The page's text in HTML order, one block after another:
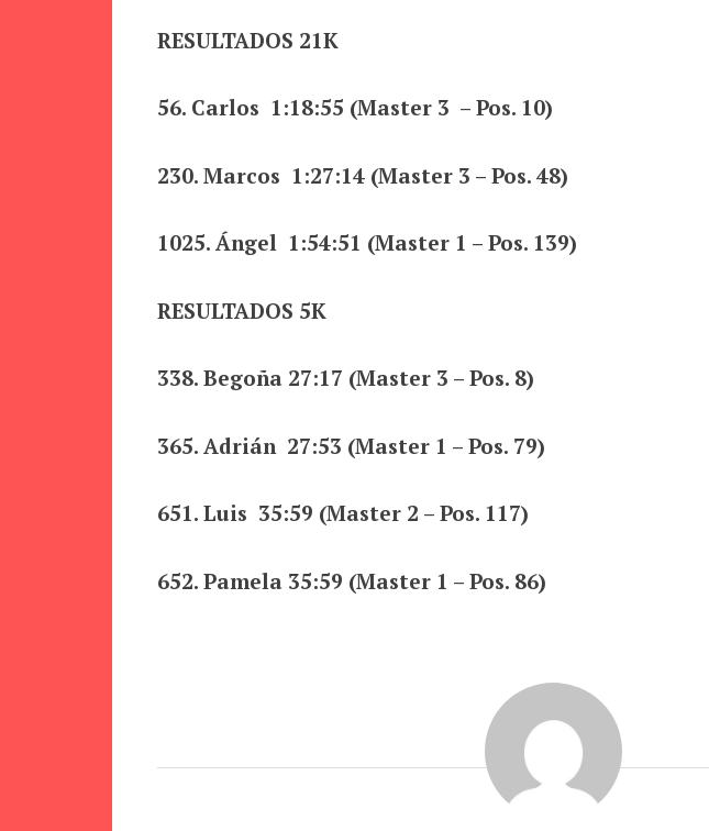
RESULTADOS 21K
56. Carlos 1:18:55 (Master 3 – Pos. 10)
230. Marcos 1:27:14 (Master 3 – Pos. 48)
1025. Ángel 1:54:51 (Master 1 – Pos. 139)
RESULTADOS 5K
338. Begoña 27:17 (Master 3 – Pos. 8)
365. Adrián 27:53 (Master 1 – Pos. 79)
651. Luis 35:59 (Master 2 – Pos. 117)
652. Pamela 35:59 (Master 1 – Pos. 86)